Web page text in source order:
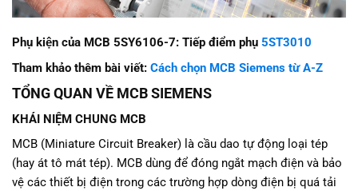
Phụ kiện của MCB 5SY6106-7: Tiếp điểm phụ 5ST3010
Tham khảo thêm bài viết: Cách chọn MCB Siemens từ A-Z
TỔNG QUAN VỀ MCB SIEMENS
KHÁI NIỆM CHUNG MCB
MCB (Miniature Circuit Breaker) là cầu dao tự động loại tép
(hay át tô mát tép). MCB dùng để đóng ngắt mạch điện và bảo
vệ các thiết bị điện trong các trường hợp dòng điện bị quá tải